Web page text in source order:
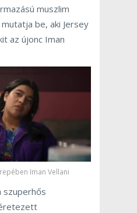
muszlim
be, aki Jersey
az újonc Iman
Iman Vellani
szuperhős